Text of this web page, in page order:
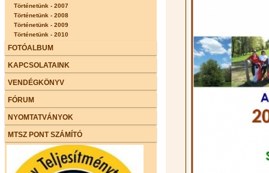
Történetünk - 2007
Történetünk - 2008
Történetünk - 2009
Történetünk - 2010
FOTÓALBUM
KAPCSOLATAINK
VENDÉGKÖNYV
FÓRUM
NYOMTATVÁNYOK
MTSZ PONT SZÁMÍTÓ